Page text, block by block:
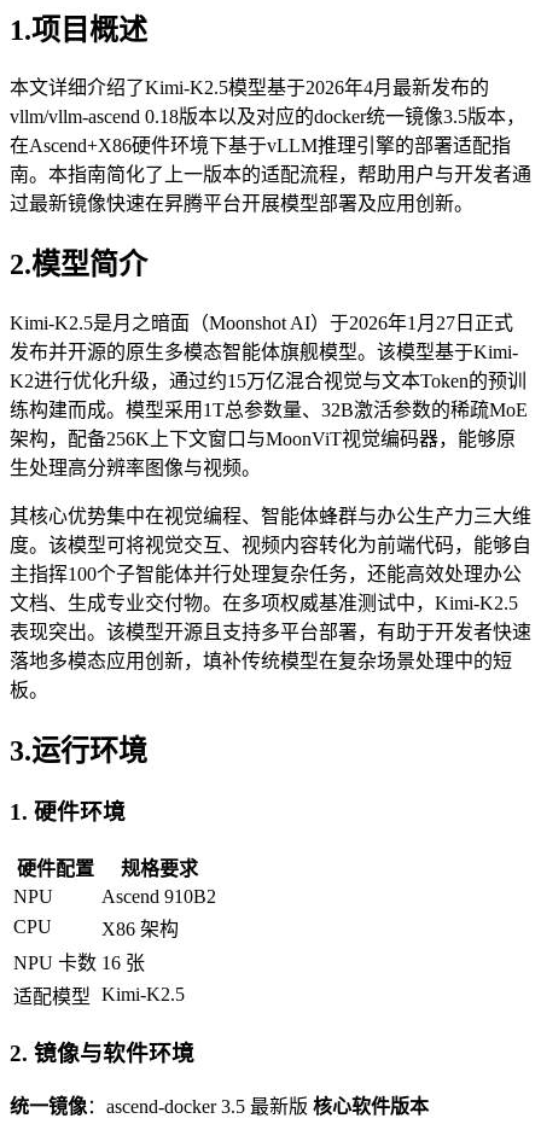
1.项目概述
本文详细介绍了Kimi-K2.5模型基于2026年4月最新发布的
vllm/vllm-ascend 0.18版本以及对应的docker统一镜像3.5版本，
在Ascend+X86硬件环境下基于vLLM推理引擎的部署适配指
南。本指南简化了上一版本的适配流程，帮助用户与开发者通
过最新镜像快速在昇腾平台开展模型部署及应用创新。
2.模型简介
Kimi-K2.5是月之暗面（Moonshot AI）于2026年1月27日正式
发布并开源的原生多模态智能体旗舰模型。该模型基于Kimi-
K2进行优化升级，通过约15万亿混合视觉与文本Token的预训
练构建而成。模型采用1T总参数量、32B激活参数的稀疏MoE
架构，配备256K上下文窗口与MoonViT视觉编码器，能够原
生处理高分辨率图像与视频。
其核心优势集中在视觉编程、智能体蜂群与办公生产力三大维
度。该模型可将视觉交互、视频内容转化为前端代码，能够自
主指挥100个子智能体并行处理复杂任务，还能高效处理办公
文档、生成专业交付物。在多项权威基准测试中，Kimi-K2.5
表现突出。该模型开源且支持多平台部署，有助于开发者快速
落地多模态应用创新，填补传统模型在复杂场景处理中的短
板。
3.运行环境
1. 硬件环境
硬件配置
规格要求
NPU
Ascend 910B2
CPU
X86 架构
NPU 卡数 16 张
适配模型 Kimi-K2.5
2. 镜像与软件环境
统一镜像：ascend-docker 3.5 最新版 核心软件版本